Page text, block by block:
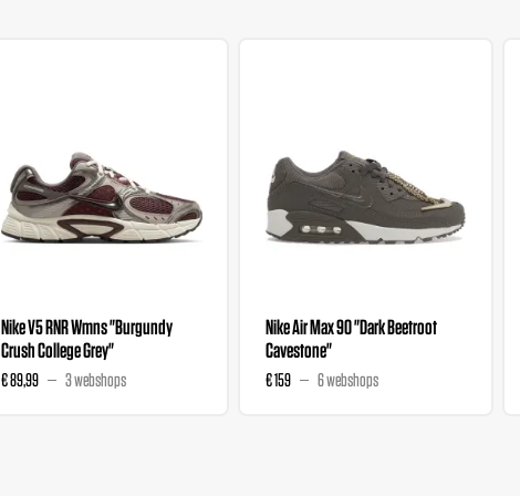
Nike V5 RNR Wmns "Burgundy
Crush College Grey"
€ 89,99 3 webshops
Nike Air Max 90 "Dark Beetroot
Cavestone"
€ 159 6 webshops